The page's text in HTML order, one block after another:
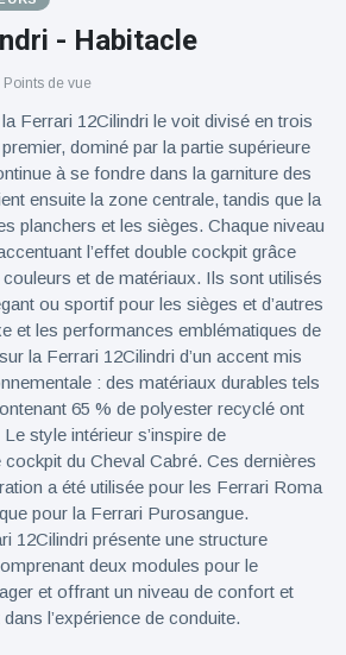
- Habitacle
Points de vue
Ferrari 12Cilindri le voit divisé en trois
dominé par la partie supérieure
à se fondre dans la garniture des
ensuite la zone centrale, tandis que la
planchers et les sièges. Chaque niveau
l’effet double cockpit grâce
et de matériaux. Ils sont utilisés
ou sportif pour les sièges et d’autres
et les performances emblématiques de
la Ferrari 12Cilindri d’un accent mis
: des matériaux durables tels
65 % de polyester recyclé ont
style intérieur s’inspire de
cockpit du Cheval Cabré. Ces dernières
a été utilisée pour les Ferrari Roma
pour la Ferrari Purosangue.
12Cilindri présente une structure
deux modules pour le
et offrant un niveau de confort et
l’expérience de conduite.